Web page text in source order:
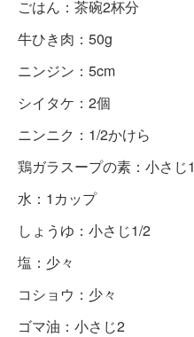
ごはん：茶碗2杯分
牛ひき肉：50g
ニンジン：5cm
シイタケ：2個
ニンニク：1/2かけら
鶏ガラスープの素：小さじ1
水：1カップ
しょうゆ：小さじ1/2
塩：少々
コショウ：少々
ゴマ油：小さじ2